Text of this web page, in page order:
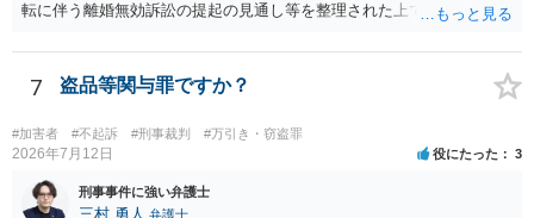
転に伴う離婚無効訴訟の提起の見通し等を整理された上で、書面とし
検察官の処分判断の際、相談者さんの意向を示す証拠の一つとして位
置づけられる様に思われます。 より詳細についてお聞きになりたい場
7 盗品等関与罪ですか？
#加害者 #不起訴 #刑事裁判 #万引き・窃盗罪
2026年7月12日 役にたった 3
刑事事件に強い弁護士
三村 勇人 弁護士